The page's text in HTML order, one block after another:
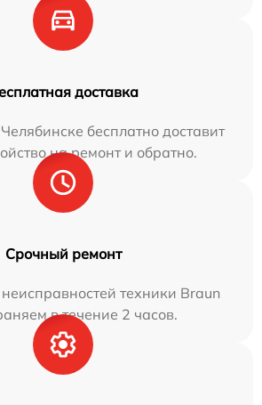
доставка
бесплатно доставит
на ремонт и обратно.
Срочный ремонт
техники Braun
в течение 2 часов.